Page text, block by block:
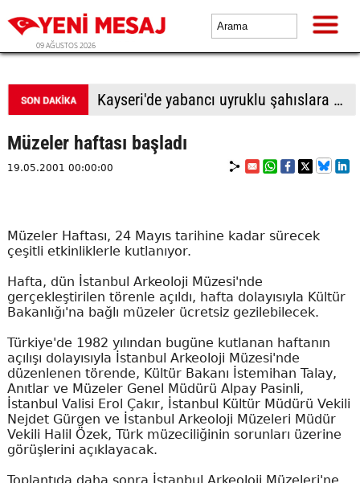
09 AĞUSTOS 2026
Kayseri'de yabancı uyruklu şahıslara biber gazı sıkıp bıçakladılar: 1 ölü, 1 yaralı
Müzeler haftası başladı
19.05.2001 00:00:00
Müzeler Haftası, 24 Mayıs tarihine kadar sürecek
çeşitli etkinliklerle kutlanıyor.
Hafta, dün İstanbul Arkeoloji Müzesi'nde
gerçekleştirilen törenle açıldı, hafta dolayısıyla Kültür
Bakanlığı'na bağlı müzeler ücretsiz gezilebilecek.
Türkiye'de 1982 yılından bugüne kutlanan haftanın
açılışı dolayısıyla İstanbul Arkeoloji Müzesi'nde
düzenlenen törende, Kültür Bakanı İstemihan Talay,
Anıtlar ve Müzeler Genel Müdürü Alpay Pasinli,
İstanbul Valisi Erol Çakır, İstanbul Kültür Müdürü Vekili
Nejdet Gürgen ve İstanbul Arkeoloji Müzeleri Müdür
Vekili Halil Özek, Türk müzeciliğinin sorunları üzerine
görüşlerini açıklayacak.